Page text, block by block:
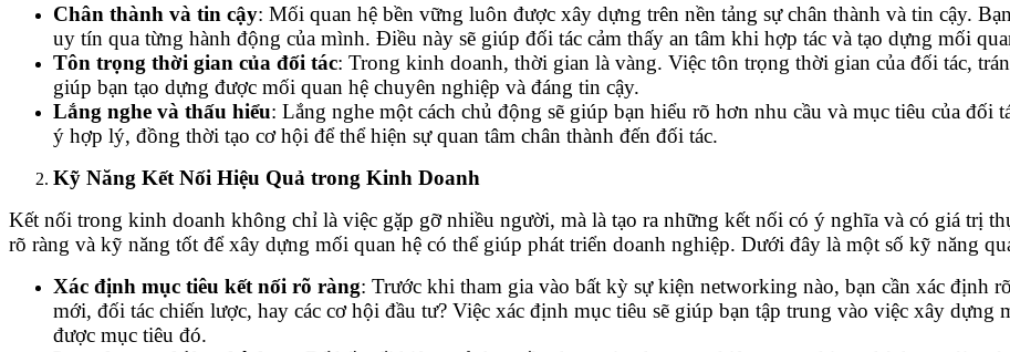
Chân thành và tin cậy: Mối quan hệ bền vững luôn được xây dựng trên nền tảng sự chân thành và tin cậy.
uy tín qua từng hành động của mình. Điều này sẽ giúp đối tác cảm thấy an tâm khi hợp tác và tạo dựng mối
Tôn trọng thời gian của đối tác: Trong kinh doanh, thời gian là vàng. Việc tôn trọng thời gian của đối tác,
giúp bạn tạo dựng được mối quan hệ chuyên nghiệp và đáng tin cậy.
Lắng nghe và thấu hiểu: Lắng nghe một cách chủ động sẽ giúp bạn hiểu rõ hơn nhu cầu và mục tiêu của
ý hợp lý, đồng thời tạo cơ hội để thể hiện sự quan tâm chân thành đến đối tác.
Kỹ Năng Kết Nối Hiệu Quả trong Kinh Doanh
Kết nối trong kinh doanh không chỉ là việc gặp gỡ nhiều người, mà là tạo ra những kết nối có ý nghĩa và có giá trị
rõ ràng và kỹ năng tốt để xây dựng mối quan hệ có thể giúp phát triển doanh nghiệp. Dưới đây là một số kỹ năng
Xác định mục tiêu kết nối rõ ràng: Trước khi tham gia vào bất kỳ sự kiện networking nào, bạn cần xác định
mới, đối tác chiến lược, hay các cơ hội đầu tư? Việc xác định mục tiêu sẽ giúp bạn tập trung vào việc xây
được mục tiêu đó.